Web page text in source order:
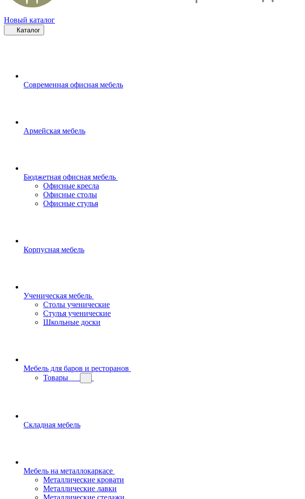
Новый каталог
Каталог
Современная офисная мебель
Армейская мебель
Бюджетная офисная мебель
Офисные кресла
Офисные столы
Офисные стулья
Корпусная мебель
Ученическая мебель
Столы ученические
Стулья ученические
Школьные доски
Мебель для баров и ресторанов
Товары
Складная мебель
Мебель на металлокаркасе
Металлические кровати
Металлические лавки
Металлические стелажи